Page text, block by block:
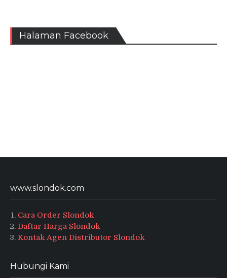
Halaman Facebook
www.slondok.com
Cara Order Slondok
Daftar Harga Slondok
Kontak Agen Distributor Slondok
Hubungi Kami